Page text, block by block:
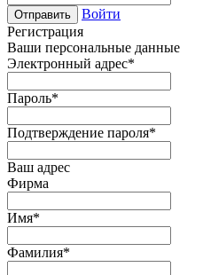
Отправить
Войти
Регистрация
Ваши персональные данные
Электронный адрес*
Пароль*
Подтверждение пароля*
Ваш адрес
Фирма
Имя*
Фамилия*